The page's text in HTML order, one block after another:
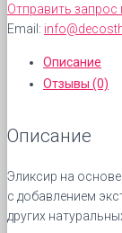
Отправить запрос
Email:
Описание
Отзывы (0)
Описание
Эликсир на
с добавлением
других